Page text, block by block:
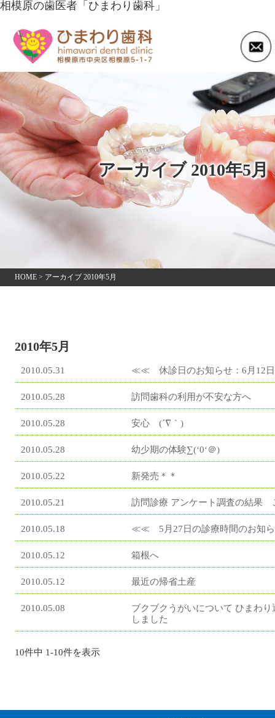
相模原の歯医者「ひまわり歯科」
アーカイブ 2010年5月
HOME> アーカイブ 2010年5月
2010年5月
2010.05.31 ≪≪ 休診日のお知らせ：6月12
2010.05.28 訪問歯科の利用が不安な方へ
2010.05.28 安心 (´∇｀)
2010.05.28 幼少期の体験∑(‘0‘＠)
2010.05.22 新発売＊＊
2010.05.21 訪問診療 アンケート調査の結果
2010.05.18 ≪≪ 5月27日の診療時間のお
2010.05.12 箱根へ
2010.05.12 最近の帰省土産
2010.05.08
ブクブクうがいについて ひまわり
しました
10件中 1-10件を表示